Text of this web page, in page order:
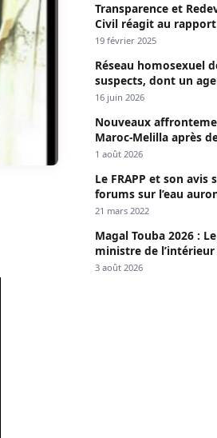
Transparence et
Civil réagit au
comptes
19 février 2025
Réseau homosexuel
suspects, dont un
Keur Massar ; l’un
16 juin 2026
Nouveaux
Maroc-Melilla après
passage
1 août 2026
Le FRAPP et son
forums sur l’eau
Dakar »
21 mars 2022
Magal Touba 2026 :
ministre de l’intérieur
routière
3 août 2026